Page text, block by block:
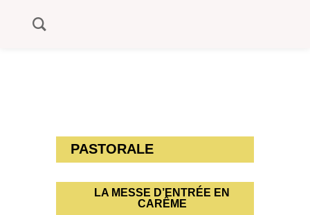
PASTORALE
LA MESSE D’ENTRÉE EN
CARÊME